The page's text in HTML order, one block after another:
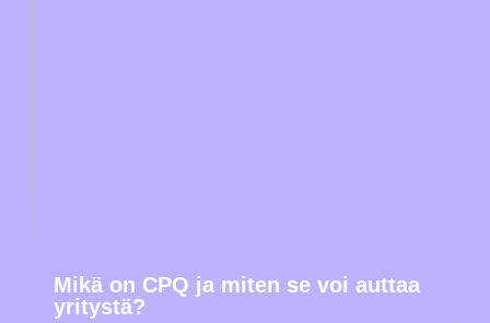
Mikä on CPQ ja miten se voi auttaa
yritystä?